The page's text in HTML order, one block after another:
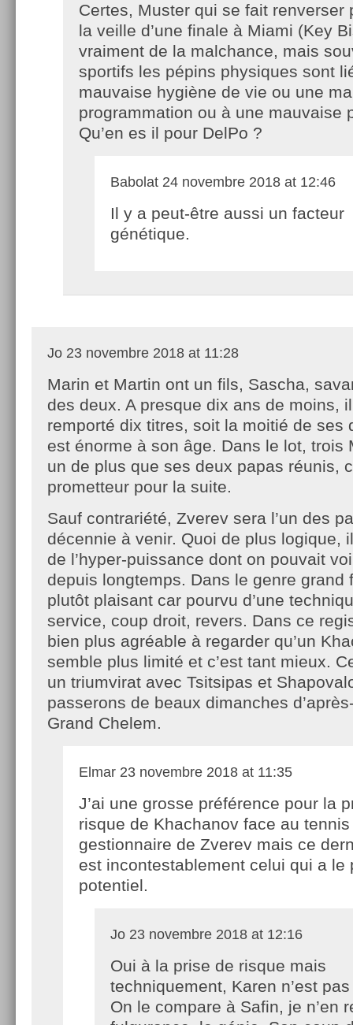
Certes, Muster qui se fait renverser
la veille d’une finale à Miami (Key
vraiment de la malchance, mais
sportifs les pépins physiques sont
mauvaise hygiène de vie ou une
programmation ou à une mauvaise
Qu’en es il pour DelPo ?
Babolat 24 novembre 2018 at 12:46
Il y a peut-être aussi un facteur
génétique.
Jo 23 novembre 2018 at 11:28
Marin et Martin ont un fils, Sascha,
des deux. A presque dix ans de moins,
remporté dix titres, soit la moitié de ses
est énorme à son âge. Dans le lot, trois
un de plus que ses deux papas réunis,
prometteur pour la suite.
Sauf contrariété, Zverev sera l’un des
décennie à venir. Quoi de plus logique,
de l’hyper-puissance dont on pouvait
depuis longtemps. Dans le genre grand
plutôt plaisant car pourvu d’une
service, coup droit, revers. Dans ce
bien plus agréable à regarder qu’un
semble plus limité et c’est tant mieux.
un triumvirat avec Tsitsipas et
passerons de beaux dimanches
Grand Chelem.
Elmar 23 novembre 2018 at 11:35
J’ai une grosse préférence pour la
risque de Khachanov face au
gestionnaire de Zverev mais ce
est incontestablement celui qui a le
potentiel.
Jo 23 novembre 2018 at 12:16
Oui à la prise de risque mais
techniquement, Karen n’est
On le compare à Safin, je n’en